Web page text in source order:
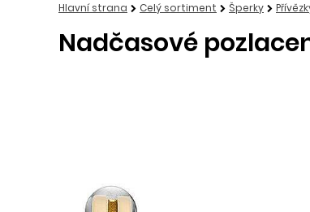
Hlavní strana Celý sortiment Šperky
Nadčasové